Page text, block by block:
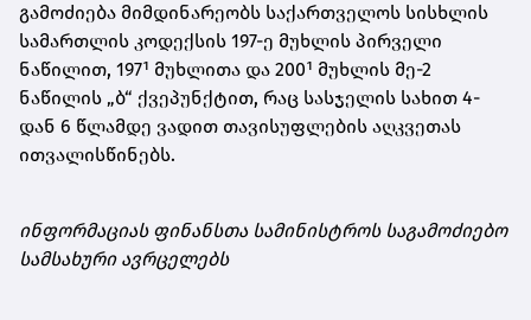
გამოძიება მიმდინარეობს საქართველოს სისხლის
სამართლის კოდექსის 197-ე მუხლის პირველი
ნაწილით, 197¹ მუხლითა და 200¹ მუხლის მე-2
ნაწილის „ბ“ ქვეპუნქტით, რაც სასჯელის სახით 4-
დან 6 წლამდე ვადით თავისუფლების აღკვეთას
ითვალისწინებს.
ინფორმაციას ფინანსთა სამინისტროს საგამოძიებო
სამსახური ავრცელებს